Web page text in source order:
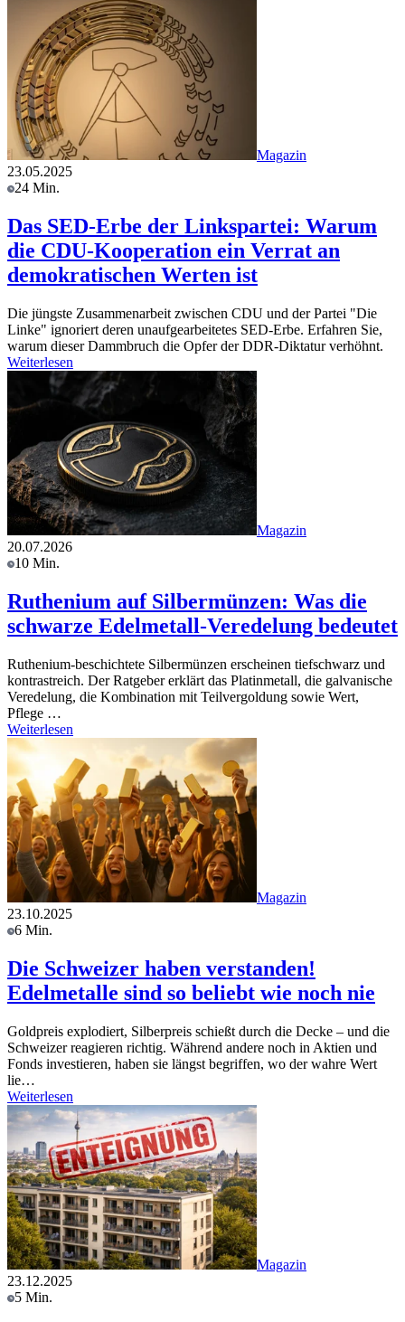
Magazin
23.05.2025
24 Min.
Das SED-Erbe der Linkspartei: Warum
die CDU-Kooperation ein Verrat an
demokratischen Werten ist
Die jüngste Zusammenarbeit zwischen CDU und der Partei "Die
Linke" ignoriert deren unaufgearbeitetes SED-Erbe. Erfahren Sie,
warum dieser Dammbruch die Opfer der DDR-Diktatur verhöhnt.
Weiterlesen
Magazin
20.07.2026
10 Min.
Ruthenium auf Silbermünzen: Was die
schwarze Edelmetall-Veredelung bedeutet
Ruthenium-beschichtete Silbermünzen erscheinen tiefschwarz und
kontrastreich. Der Ratgeber erklärt das Platinmetall, die galvanische
Veredelung, die Kombination mit Teilvergoldung sowie Wert,
Pflege …
Weiterlesen
Magazin
23.10.2025
6 Min.
Die Schweizer haben verstanden!
Edelmetalle sind so beliebt wie noch nie
Goldpreis explodiert, Silberpreis schießt durch die Decke – und die
Schweizer reagieren richtig. Während andere noch in Aktien und
Fonds investieren, haben sie längst begriffen, wo der wahre Wert
lie…
Weiterlesen
Magazin
23.12.2025
5 Min.